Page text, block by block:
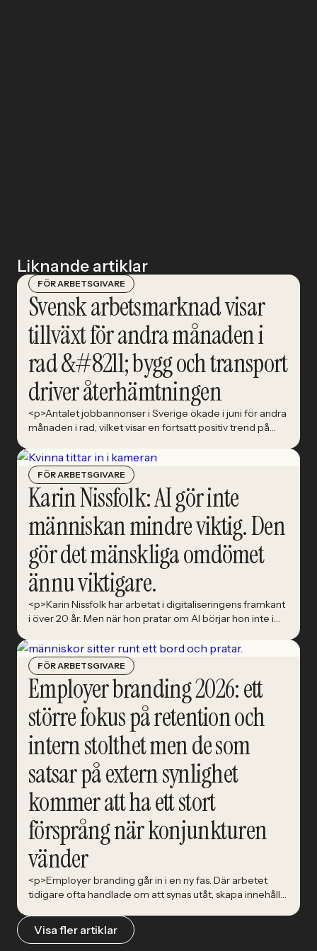
Liknande artiklar
FÖR ARBETSGIVARE
Svensk arbetsmarknad visar
tillväxt för andra månaden i
rad &#8211; bygg och transport
driver återhämtningen
<p>Antalet jobbannonser i Sverige ökade i juni för andra
månaden i rad, vilket visar en fortsatt positiv trend på
FÖR ARBETSGIVARE
Karin Nissfolk: AI gör inte
människan mindre viktig. Den
gör det mänskliga omdömet
ännu viktigare.
<p>Karin Nissfolk har arbetat i digitaliseringens framkant
i över 20 år. Men när hon pratar om AI börjar hon inte i
människorna som ska förstå vad tekniken faktiskt ska
göra.&nbsp; AI beskrivs ofta som ett tekniksprång.
Snabbare kod-skrivande. Smartare system. Nya verktyg
som kan förändra nästan allt. Karin [&hellip;]</p>
FÖR ARBETSGIVARE
Employer branding 2026: ett
större fokus på retention och
intern stolthet men de som
satsar på extern synlighet
kommer att ha ett stort
försprång när konjunkturen
vänder
<p>Employer branding går in i en ny fas. Där arbetet
tidigare ofta handlade om att synas utåt, skapa innehåll
rekryteringsundersökning 2026 att allt fler arbetsgivare
nu riktar blicken inåt. Medarbetarupplevelse, retention
Visa fler artiklar